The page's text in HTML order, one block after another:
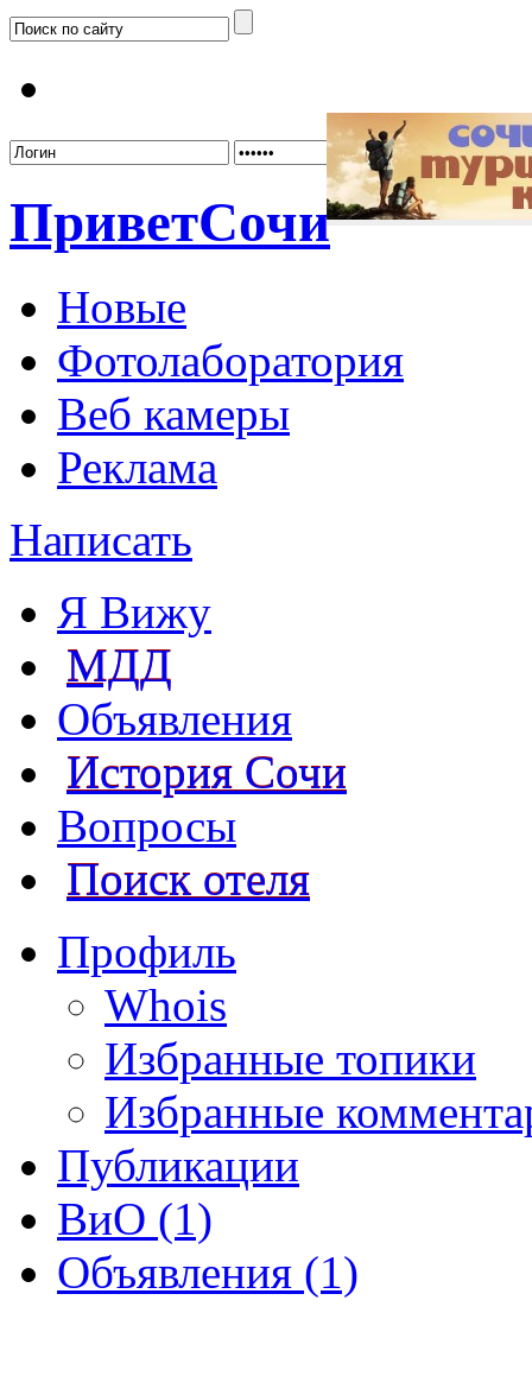
ПриветСочи
Новые
Фотолаборатория
Веб камеры
Реклама
Написать
Я Вижу
МДД
Объявления
История Сочи
Вопросы
Поиск отеля
Профиль
Whois
Избранные топики
Избранные
Публикации
ВиО (1)
Объявления (1)